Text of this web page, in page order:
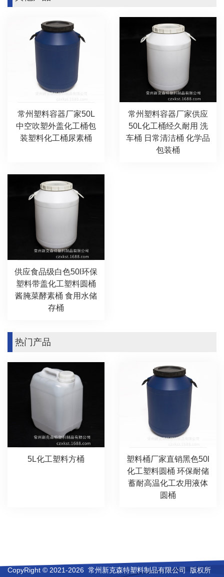
常州塑料容器厂家50L
中空吹塑外盖化工桶包
装塑料化工桶尿素桶
常州塑料容器厂家供应
50L化工桶经久耐用 洗
车桶 日常清洁桶 化学品
包装桶
供应食品级白色50l环保
塑料带盖化工塑料圆桶
酱腌菜酵素桶 食用水储
存桶
热门产品
5L化工塑料方桶
塑料桶厂家直销黑色50l
化工塑料圆桶 环保耐储
蓄耐高温化工农用液体
圆桶
CopyRight © 2021-2026 常州新克森特塑料制品有限公司 版权所